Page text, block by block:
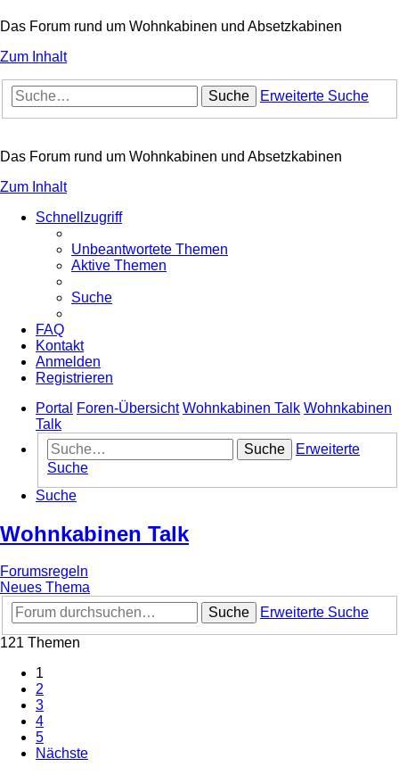
Das Forum rund um Wohnkabinen und Absetzkabinen
Zum Inhalt
Suche Erweiterte Suche
Das Forum rund um Wohnkabinen und Absetzkabinen
Zum Inhalt
Schnellzugriff
Unbeantwortete Themen
Aktive Themen
Suche
FAQ
Kontakt
Anmelden
Registrieren
Portal
Foren-Übersicht Wohnkabinen Talk Wohnkabinen
Talk
Suche
Erweiterte
Suche
Suche
Wohnkabinen Talk
Forumsregeln
Neues Thema
Suche
Erweiterte Suche
121 Themen
1
2
3
4
5
Nächste